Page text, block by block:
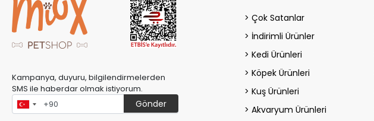
Kampanya, duyuru, bilgilendirmelerden
SMS ile haberdar olmak istiyorum.
Gönder
Çok Satanlar
İndirimli Ürünler
Kedi Ürünleri
Köpek Ürünleri
Kuş Ürünleri
Akvaryum Ürünleri